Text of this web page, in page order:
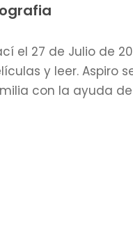
el 27 de Julio de
y leer. Aspiro
con la ayuda de